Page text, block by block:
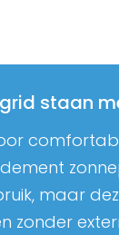
staan
maar
zonder